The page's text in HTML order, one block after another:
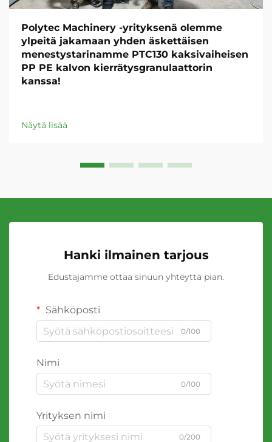
Polytec Machinery -yrityksenä olemme
ylpeitä jakamaan yhden äskettäisen
menestystarinamme PTC130 kaksivaiheisen
PP PE kalvon kierrätysgranulaattorin
kanssa!
Näytä lisää
Hanki ilmainen tarjous
Edustajamme ottaa sinuun yhteyttä pian.
Sähköposti
0/100
Nimi
0/100
Yrityksen nimi
0/200